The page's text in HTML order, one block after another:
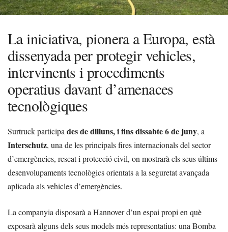
La iniciativa, pionera a Europa, està
dissenyada per protegir vehicles,
intervinents i procediments
operatius davant d’amenaces
tecnològiques
Surtruck participades de dilluns, i fins dissabte 6 de juny, a
Interschutz, una de les principals fires internacionals del sector
d’emergències, rescat i protecció civil, on mostrarà els seus últims
desenvolupaments tecnològics orientats a la seguretat avançada
aplicada als vehicles d’emergències.
La companyia disposarà a Hannover d’un espai propi en què
exposarà alguns dels seus models més representatius: una Bomba